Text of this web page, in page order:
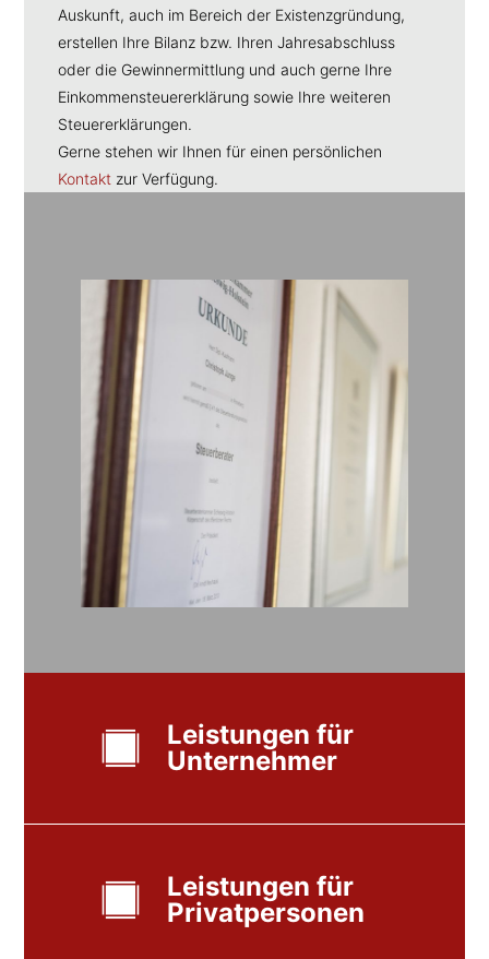
Auskunft, auch im Bereich der Existenzgründung,
erstellen Ihre Bilanz bzw. Ihren Jahresabschluss
oder die Gewinnermittlung und auch gerne Ihre
Einkommensteuererklärung sowie Ihre weiteren
Steuererklärungen.
Gerne stehen wir Ihnen für einen persönlichen
Kontaktzur Verfügung.
Leistungen für
Unternehmer
Leistungen für
Privatpersonen